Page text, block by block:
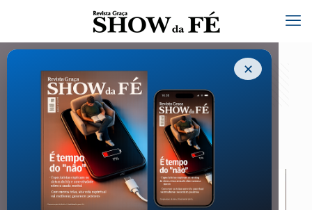
✕
Carta do Pastor à ovelha – 294
31/01/2024